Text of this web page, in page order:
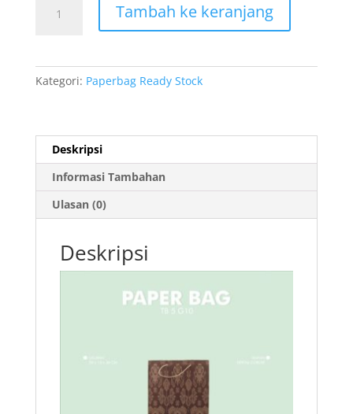
Tambah ke keranjang
Kategori: Paperbag Ready Stock
Deskripsi
Informasi Tambahan
Ulasan (0)
Deskripsi